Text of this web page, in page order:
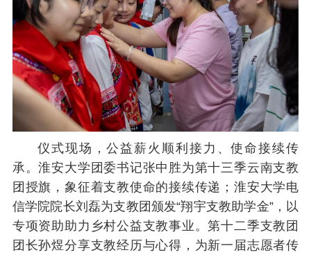
仪式现场，公益薪火顺利接力、使命接续传
承。淮安大学团委书记张中胜为第十三季云南支教
团授旗，象征着支教使命的接续传递；淮安大学电
信学院院长刘磊为支教团颁发“翔宇支教助学金”，以
专项资助助力乡村公益支教事业。第十二季支教团
团长孙煜分享支教经历与心得，为新一届志愿者传